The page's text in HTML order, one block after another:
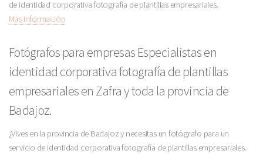
de identidad corporativa fotografía de plantillas empresariales.
Más Información
Fotógrafos para empresas Especialistas en
identidad corporativa fotografía de plantillas
empresariales en Zafra y toda la provincia de
Badajoz.
¿Vives en la provincia de Badajoz y necesitas un fotógrafo para un
servicio de identidad corporativa fotografía de plantillas empresariales.